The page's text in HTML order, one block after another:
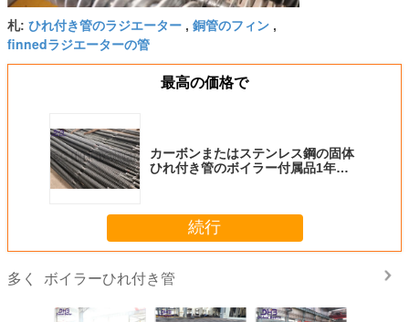
札: ひれ付き管のラジエーター , 銅管のフィン ,
finnedラジエーターの管
最高の価格で
カーボンまたはステンレス鋼の固体
ひれ付き管のボイラー付属品1年の
続行
多く ボイラーひれ付き管